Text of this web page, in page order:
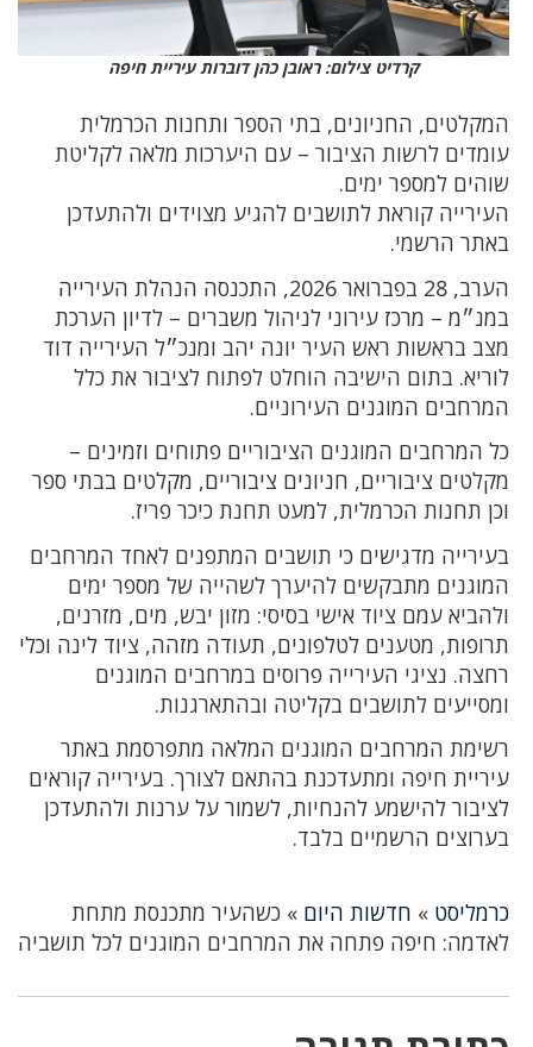
קרדיט צילום: ראובן כהן דוברות עיריית חיפה
המקלטים, החניונים, בתי הספר ותחנות הכרמלית
עומדים לרשות הציבור – עם היערכות מלאה לקליטת
שוהים למספר ימים.
העירייה קוראת לתושבים להגיע מצוידים ולהתעדכן
באתר הרשמי.
הערב, 28 בפברואר 2026, התכנסה הנהלת העירייה
במנ״מ – מרכז עירוני לניהול משברים – לדיון הערכת
מצב בראשות ראש העיר יונה יהב ומנכ״ל העירייה דוד
לוריא. בתום הישיבה הוחלט לפתוח לציבור את כלל
המרחבים המוגנים העירוניים.
כל המרחבים המוגנים הציבוריים פתוחים וזמינים –
מקלטים ציבוריים, חניונים ציבוריים, מקלטים בבתי ספר
וכן תחנות הכרמלית, למעט תחנת כיכר פריז.
בעירייה מדגישים כי תושבים המתפנים לאחד המרחבים
המוגנים מתבקשים להיערך לשהייה של מספר ימים
ולהביא עמם ציוד אישי בסיסי: מזון יבש, מים, מזרנים,
תרופות, מטענים לטלפונים, תעודה מזהה, ציוד לינה וכלי
רחצה. נציגי העירייה פרוסים במרחבים המוגנים
ומסייעים לתושבים בקליטה ובהתארגנות.
רשימת המרחבים המוגנים המלאה מתפרסמת באתר
עיריית חיפה ומתעדכנת בהתאם לצורך. בעירייה קוראים
לציבור להישמע להנחיות, לשמור על ערנות ולהתעדכן
בערוצים הרשמיים בלבד.
כרמליסט » חדשות היום » כשהעיר מתכנסת מתחת
לאדמה: חיפה פתחה את המרחבים המוגנים לכל תושביה